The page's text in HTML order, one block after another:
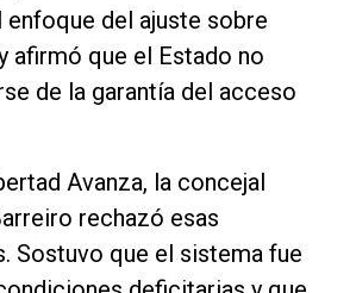
enfoque del ajuste sobre
afirmó que el Estado no
de la garantía del acceso
Avanza, la concejal
rechazó esas
Sostuvo que el sistema fue